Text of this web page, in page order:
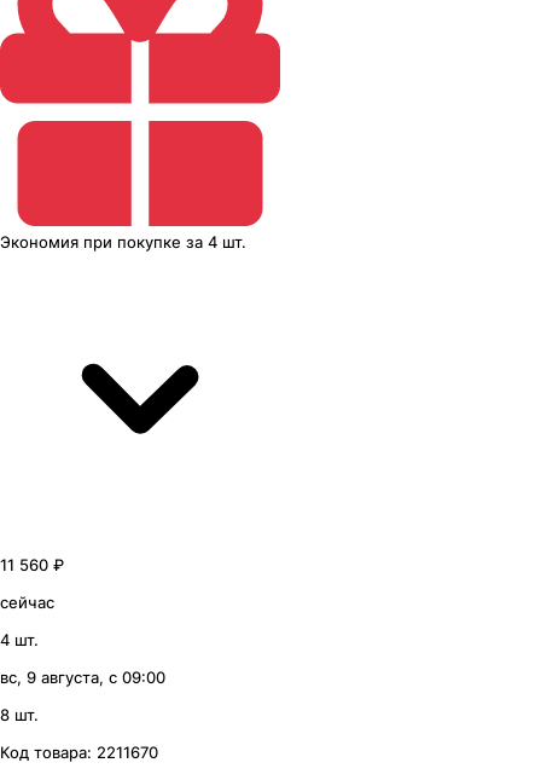
Экономия при покупке за 4 шт.
11 560 ₽
сейчас
4 шт.
вс, 9 августа, с 09:00
8 шт.
Код товара: 2211670